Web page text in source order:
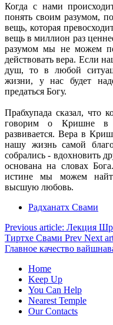
Когда с нами
понять своим разумом,
вещь, которая
вещь в миллион раз
разумом мы не можем
действовать вера. Если
душ, то в любой
жизни, у нас будет
предаться Богу.
Прабхупада сказал, что
говорим о Кришне в
развивается. Вера в
нашу жизнь самой
собрались - вдохновить
основана на словах
истине мы можем
высшую любовь.
Радханатх Свами
Previous article: Лекция
Тиртхе Свами Prev Next
Главное качество
Home
Keep Up
You Can Help
Nearest Temple
Our Contacts